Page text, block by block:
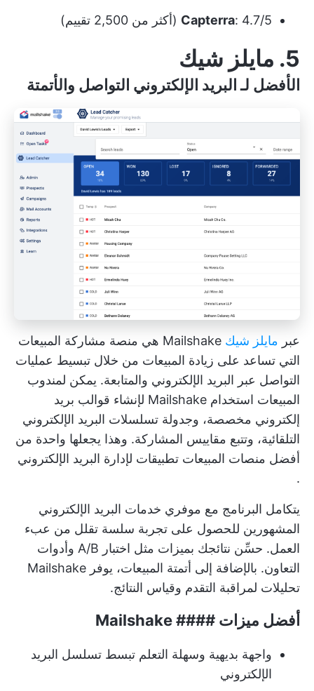
Capterra: 4.7/5 (أكثر من 2,500 تقييم)
5. مايلز شيك
الأفضل لـالبريد الإلكتروني التواصل والأتمتة
عبر مايلز شيك
Mailshake هي منصة مشاركة المبيعات
التي تساعد على زيادة المبيعات من خلال تبسيط عمليات
التواصل عبر البريد الإلكتروني والمتابعة. يمكن لمندوب
المبيعات استخدام Mailshake لإنشاء قوالب بريد
إلكتروني مخصصة، وجدولة تسلسلات البريد الإلكتروني
التلقائية، وتتبع مقاييس المشاركة. وهذا يجعلها واحدة من
أفضل منصات المبيعات تطبيقات لإدارة البريد الإلكتروني
.
يتكامل البرنامج مع موفري خدمات البريد الإلكتروني
المشهورين للحصول على تجربة سلسة تقلل من عبء
العمل. حسِّن نتائجك بميزات مثل اختبار A/B وأدوات
التعاون. بالإضافة إلى أتمتة المبيعات، يوفر Mailshake
تحليلات لمراقبة التقدم وقياس النتائج.
أفضل ميزات #### Mailshake
واجهة بديهية وسهلة التعلم تبسط تسلسل البريد
الإلكتروني